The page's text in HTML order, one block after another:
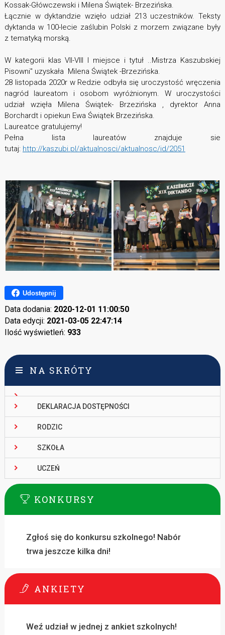
Kossak-Główczewski i Milena Świątek- Brzezińska.
Łącznie w dyktandzie wzięło udział 213 uczestników. Teksty
dyktanda w 100-lecie zaślubin Polski z morzem związane były
z tematyką morską.
W kategorii klas VII-VIII I miejsce i tytuł ..Mistrza Kaszubskiej
Pisowni" uzyskała Milena Świątek -Brzezińska.
28 listopada 2020r w Redzie odbyła się uroczystość wręczenia
nagród laureatom i osobom wyróżnionym. W uroczystości
udział wzięła Milena Świątek- Brzezińska , dyrektor Anna
Borchardt i opiekun Ewa Świątek Brzezińska.
Laureatce gratulujemy!
Pełna lista laureatów znajduje sie
tutaj: http://kaszubi.pl/aktualnosci/aktualnosc/id/2051
Udostępnij
Data dodania: 2020-12-01 11:00:50
Data edycji: 2021-03-05 22:47:14
Ilość wyświetleń: 933
NA SKRÓTY
DEKLARACJA DOSTĘPNOŚCI
RODZIC
SZKOŁA
UCZEŃ
KONKURSY
Zgłoś się do konkursu szkolnego! Nabór
trwa jeszcze kilka dni!
ANKIETY
Weź udział w jednej z ankiet szkolnych!